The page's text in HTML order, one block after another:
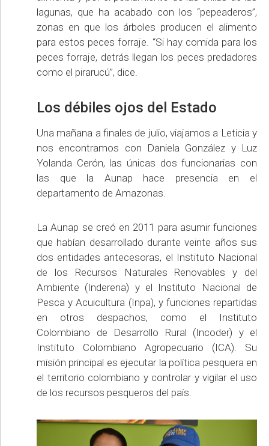
lagunas, que ha acabado con los “pepeaderos”,
zonas en que los árboles producen el alimento
para estos peces forraje. “Si hay comida para los
peces forraje, detrás llegan los peces predadores
como el pirarucú”, dice.
Los débiles ojos del Estado
Una mañana a finales de julio, viajamos a Leticia y
nos encontramos con Daniela González y Luz
Yolanda Cerón, las únicas dos funcionarias con
las que la Aunap hace presencia en el
departamento de Amazonas.
La Aunap se creó en 2011 para asumir funciones
que habían desarrollado durante veinte años sus
dos entidades antecesoras, el Instituto Nacional
de los Recursos Naturales Renovables y del
Ambiente (Inderena) y el Instituto Nacional de
Pesca y Acuicultura (Inpa), y funciones repartidas
en otros despachos, como el Instituto
Colombiano de Desarrollo Rural (Incoder) y el
Instituto Colombiano Agropecuario (ICA). Su
misión principal es ejecutar la política pesquera en
el territorio colombiano y controlar y vigilar el uso
de los recursos pesqueros del país.